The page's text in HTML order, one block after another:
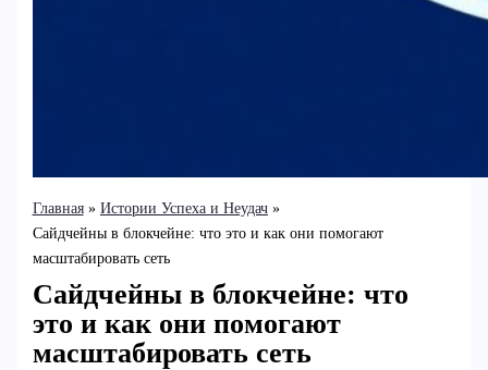
Главная
Истории Успеха и Неудач
Сайдчейны в блокчейне: что это и как они помогают
масштабировать сеть
Сайдчейны в блокчейне: что
это и как они помогают
масштабировать сеть